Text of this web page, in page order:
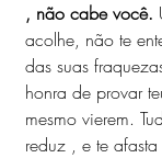
, não cabe você.
acolhe, não te
das suas
honra de provar
mesmo vierem.
reduz , e te